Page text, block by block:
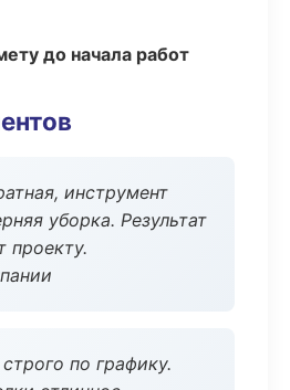
до начала работ
инструмент
уборка. Результат
проекту.
по графику.